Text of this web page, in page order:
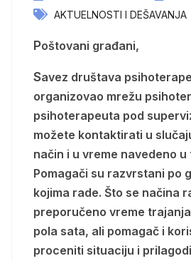
AKTUELNOSTI I DEŠAVANJA
Poštovani građani,
Savez društava psihoterapeuta Srbije je
organizovao mrežu
psihoterapeuta pod
možete kontaktirati u
način i u vreme navedeno u
Pomagači su razvrstani po
kojima rade. Što se načina
preporučeno vreme
pola sata, ali pomagač i
proceniti situaciju i